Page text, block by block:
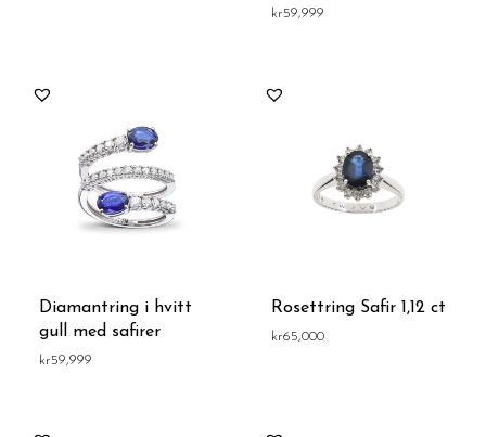
kr59,999
Diamantring i hvitt
gull med safirer
kr59,999
Rosettring Safir 1,12 ct
kr65,000